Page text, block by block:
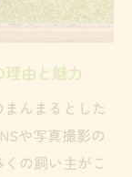
カットの印
ットも楽し
てのアフロ
由と魅力
んまるとした
や写真撮影の
の飼い主がこ